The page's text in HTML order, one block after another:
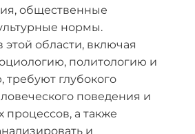
общественные
нормы.
области, включая
политологию и
требуют глубокого
поведения и
а также
и